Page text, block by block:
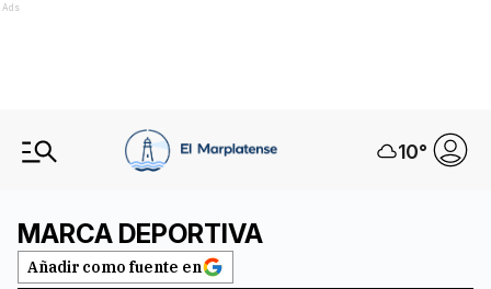
Ads
10°
MARCA DEPORTIVA
Añadir como fuente en